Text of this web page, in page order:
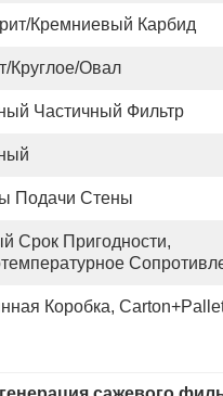
кремниевый Карбид
круглое/овал
Частичный Фильтр
Подачи Стены
Срок Пригодности,
Коробка,